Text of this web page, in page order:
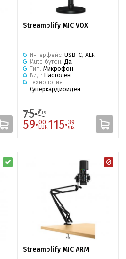
Streamplify MIC VOX
Интерфейс: USB-C XLR
Mute бутон: Да
Тип: Микрофон
Вид: Настолен
Технология:
Суперкардиоиден
75·00
EUR
59·00
EUR115·39
лв.
Streamplify MIC ARM